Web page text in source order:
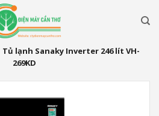
Tủ lạnh Sanaky Inverter 246 lít VH-
269KD